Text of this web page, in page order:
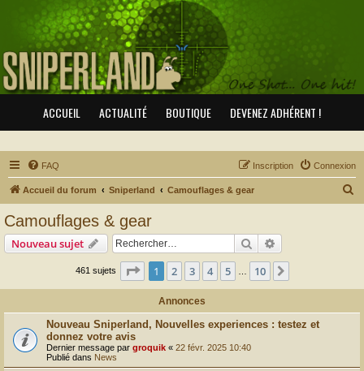
ACCUEIL ACTUALITÉ BOUTIQUE DEVENEZ ADHÉRENT !
FAQ Connexion
Inscription
Accueil du forum Sniperland Camouflages & gear
r
r
Camouflages & gear
Nouveau sujet Rechercher
461 sujets Page 1sur10
1 2 3 4 5 … 10
Annonces
Nouveau Sniperland, Nouvelles experiences : testez et
donnez votre avis
Dernier message par groquik « 22 févr. 2025 10:40
Publié dans News